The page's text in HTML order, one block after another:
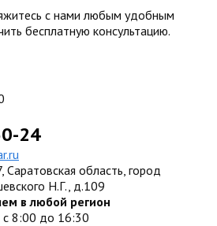
с нами любым удобным
бесплатную консультацию.
24
Саратовская область, город
Н.Г., д.109
в любой регион
с 8:00 до 16:30